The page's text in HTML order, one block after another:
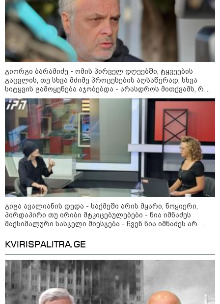
კატეგორიის ყველა სიახლე
2008 წლის რუსეთ-საქართველოს
ომის მე-18 წლისთავთან
დაკავშირებით ადმინისტრაციულ
შენობებზე სახელმწიფო დროშები
დაეშვა
გიორგი ბარამიძე - ომის პირველ
დღეებში, ტყვეების გაცვლის, თუ
სხვა მძიმე პროცესების
აღსაწერად, სხვა სიტყვის
გამოყენება აჯობებდა - არასდროს
მითქვამს, რომ ჩვენები
ხელებაწეულს ან დატყვევებულს
"ხვრეტდნენ", ეგ არასდროს
მინახავს და არც რაიმე ფაქტი
ვიცი
გიგა ავალიანის დედა - საქმეში
არის მყარი, ნოყიერი, პირდაპირი
თუ ირიბი მტკიცებულებები - ნია
იმნაძეს მაქსიმალური სასჯელი
“წადი, მოკალი“, ეს დაკვეთაა, ჩვენ
ვამბობთ, წაქეზებას,
მანიპულირებას
აშშ-ის სენატმა რუსეთისა და
ირანის წინააღმდეგ სანქციების
ე.წ. „გრემის პაკეტს” მხარი
გიორგი ბარამიძე - ომის პირველ დღეებში, ტყვეების
გაცვლის, თუ სხვა მძიმე პროცესების აღსაწერად, სხვა
სიტყვის გამოყენება აჯობებდა - არასდროს მითქვამს, რომ
ჩვენები ხელებაწეულს ან დატყვევებულს "ხვრეტდნენ", ეგ
არასდროს მინახავს და არც რაიმე ფაქტი ვიცი
გიგა ავალიანის დედა - საქმეში არის მყარი, ნოყიერი,
პირდაპირი თუ ირიბი მტკიცებულებები - ნია იმნაძეს
მაქსიმალური სასჯელი მიესჯება - ჩვენ ნია იმნაძეს არ
დაკვეთაა, ჩვენ ვამბობთ, წაქეზებას, მანიპულირებას
KVIRISPALITRA.GE